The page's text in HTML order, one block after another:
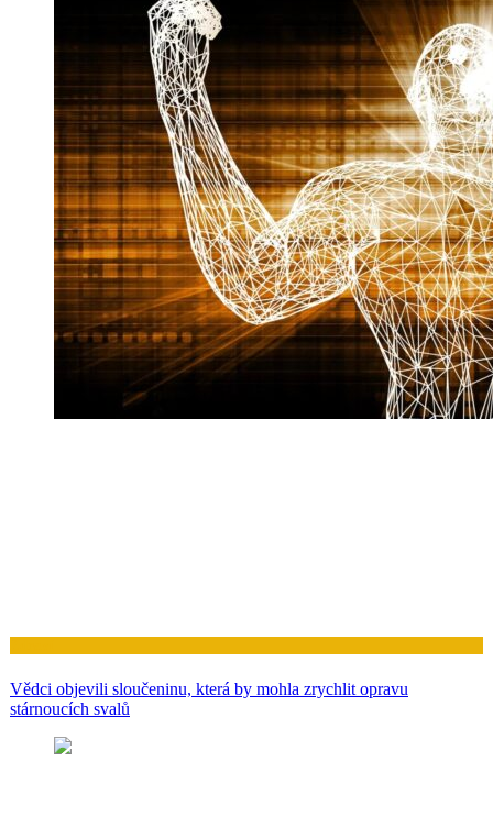
Vědci objevili sloučeninu, která by mohla zrychlit opravu
stárnoucích svalů